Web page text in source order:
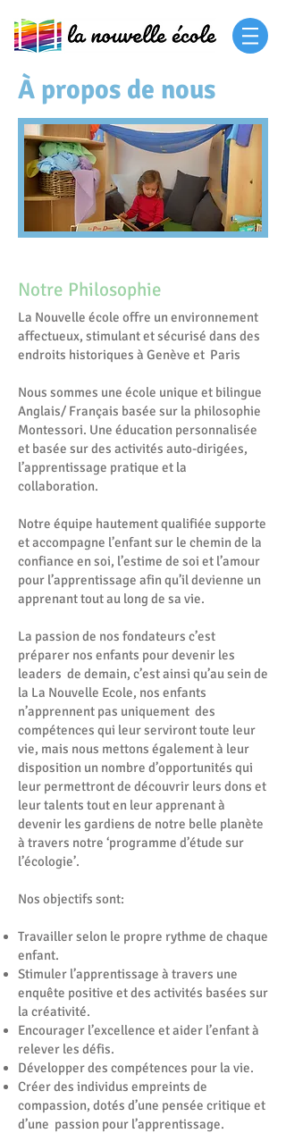
À propos de nous
Notre Philosophie
La Nouvelle école offre un environnement
affectueux, stimulant et sécurisé dans des
endroits historiques à Genève et Paris
Nous sommes une école unique et bilingue
Anglais/ Français basée sur la philosophie
Montessori. Une éducation personnalisée
et basée sur des activités auto-dirigées,
l’apprentissage pratique et la
collaboration.
Notre équipe hautement qualifiée supporte
et accompagne l’enfant sur le chemin de la
confiance en soi, l’estime de soi et l’amour
pour l’apprentissage afin qu’il devienne un
apprenant tout au long de sa vie.
La passion de nos fondateurs c’est
préparer nos enfants pour devenir les
leaders de demain, c’est ainsi qu’au sein de
la La Nouvelle Ecole, nos enfants
n’apprennent pas uniquement des
compétences qui leur serviront toute leur
vie, mais nous mettons également à leur
disposition un nombre d’opportunités qui
leur permettront de découvrir leurs dons et
leur talents tout en leur apprenant à
devenir les gardiens de notre belle planète
à travers notre ‘programme d’étude sur
l’écologie’.
Nos objectifs sont:
Travailler selon le propre rythme de chaque
enfant.
Stimuler l’apprentissage à travers une
enquête positive et des activités basées sur
la créativité.
Encourager l’excellence et aider l’enfant à
relever les défis.
Développer des compétences pour la vie.
Créer des individus empreints de
compassion, dotés d’une pensée critique et
d’une passion pour l’apprentissage.